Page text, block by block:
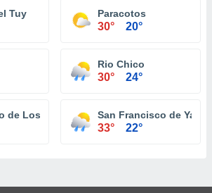
Tuy Paracotos
30° 20°
Rio Chico
30° 24°
de Los Altos San Francisco de Yare
33° 22°